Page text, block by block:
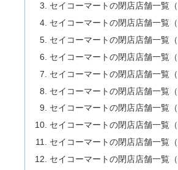
セイコーマートの閉店店舗一覧（
セイコーマートの閉店店舗一覧（
セイコーマートの閉店店舗一覧（
セイコーマートの閉店店舗一覧（
セイコーマートの閉店店舗一覧（
セイコーマートの閉店店舗一覧（
セイコーマートの閉店店舗一覧（
セイコーマートの閉店店舗一覧（
セイコーマートの閉店店舗一覧（
セイコーマートの閉店店舗一覧（